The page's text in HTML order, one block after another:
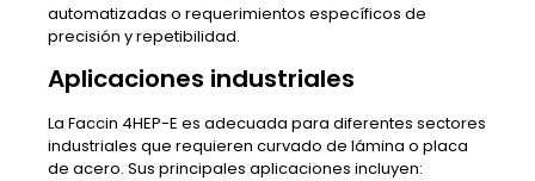
automatizadas o requerimientos específicos de
precisión y repetibilidad.
Aplicaciones industriales
La Faccin 4HEP-E es adecuada para diferentes sectores
industriales que requieren curvado de lámina o placa
de acero. Sus principales aplicaciones incluyen: